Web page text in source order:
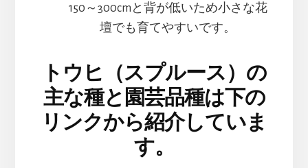
150～300cmと背が低いため小さな花
壇でも育てやすいです。
トウヒ（スプルース）の
主な種と園芸品種は下の
リンクから紹介していま
す。